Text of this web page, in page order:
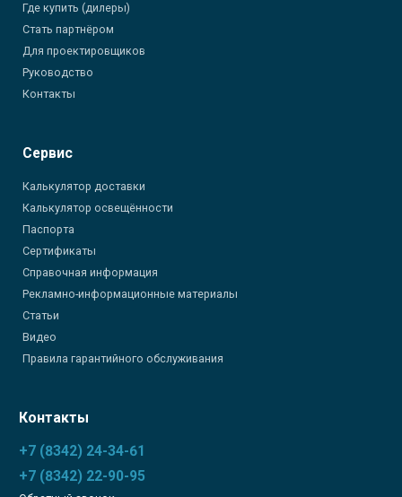
Где купить (дилеры)
Стать партнёром
Для проектировщиков
Руководство
Контакты
Сервис
Калькулятор доставки
Калькулятор освещённости
Паспорта
Сертификаты
Справочная информация
Рекламно-информационные материалы
Статьи
Видео
Правила гарантийного обслуживания
Контакты
+7 (8342) 24-34-61
+7 (8342) 22-90-95